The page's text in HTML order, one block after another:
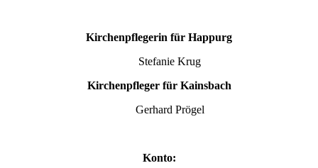
Kirchenpflegerin für Happurg
Stefanie Krug
Kirchenpfleger für Kainsbach
Gerhard Prögel
Konto: